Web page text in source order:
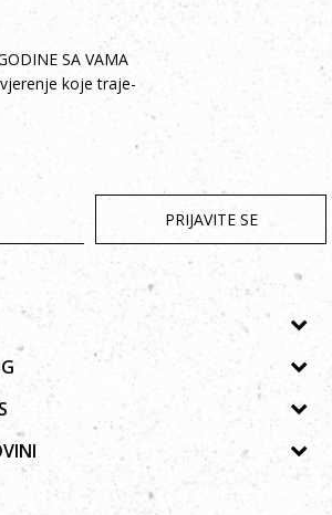
SA VAMA
koje traje-
PRIJAVITE SE